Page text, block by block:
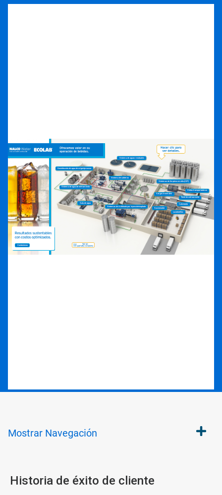
Mostrar Navegación
Historia de éxito de cliente